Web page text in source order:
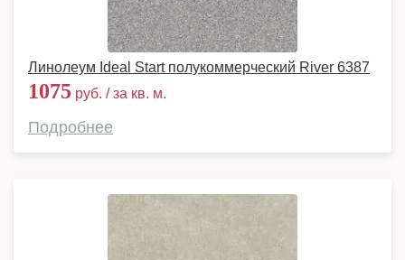
Линолеум Ideal Start полукоммерческий River 6387
1075 руб. / за кв. м.
Подробнее